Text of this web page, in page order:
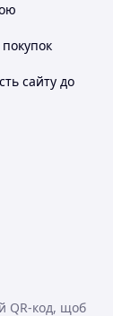
сайту до
QR-код, щоб